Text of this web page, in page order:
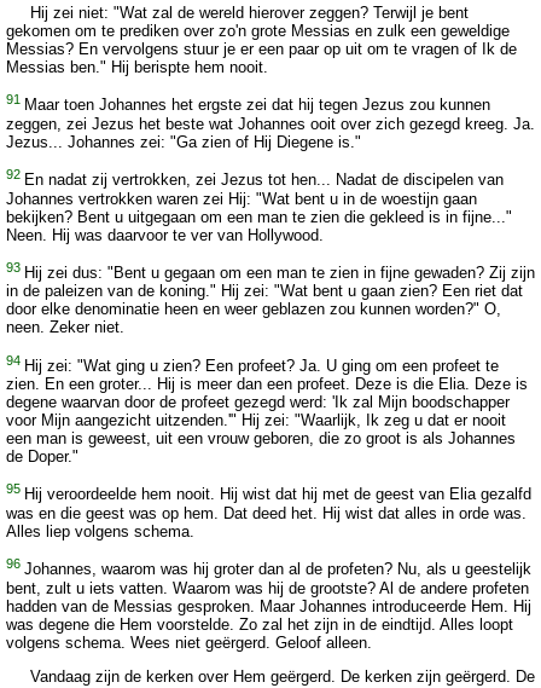
Hij zei niet: "Wat zal de wereld hierover zeggen? Terwijl je bent
gekomen om te prediken over zo'n grote Messias en zulk een geweldige
Messias? En vervolgens stuur je er een paar op uit om te vragen of Ik de
Messias ben." Hij berispte hem nooit.
91
Maar toen Johannes het ergste zei dat hij tegen Jezus zou kunnen
zeggen, zei Jezus het beste wat Johannes ooit over zich gezegd kreeg. Ja.
Jezus... Johannes zei: "Ga zien of Hij Diegene is."
92 En nadat zij vertrokken, zei Jezus tot hen... Nadat de discipelen van
Johannes vertrokken waren zei Hij: "Wat bent u in de woestijn gaan
bekijken? Bent u uitgegaan om een man te zien die gekleed is in fijne..."
Neen. Hij was daarvoor te ver van Hollywood.
93 Hij zei dus: "Bent u gegaan om een man te zien in fijne gewaden? Zij zijn
in de paleizen van de koning." Hij zei: "Wat bent u gaan zien? Een riet dat
door elke denominatie heen en weer geblazen zou kunnen worden?" O,
neen. Zeker niet.
94 Hij zei: "Wat ging u zien? Een profeet? Ja. U ging om een profeet te
zien. En een groter... Hij is meer dan een profeet. Deze is die Elia. Deze is
degene waarvan door de profeet gezegd werd: 'Ik zal Mijn boodschapper
voor Mijn aangezicht uitzenden.'" Hij zei: "Waarlijk, Ik zeg u dat er nooit
een man is geweest, uit een vrouw geboren, die zo groot is als Johannes
de Doper."
95 Hij veroordeelde hem nooit. Hij wist dat hij met de geest van Elia gezalfd
was en die geest was op hem. Dat deed het. Hij wist dat alles in orde was.
Alles liep volgens schema.
96 Johannes, waarom was hij groter dan al de profeten? Nu, als u geestelijk
bent, zult u iets vatten. Waarom was hij de grootste? Al de andere profeten
hadden van de Messias gesproken. Maar Johannes introduceerde Hem. Hij
was degene die Hem voorstelde. Zo zal het zijn in de eindtijd. Alles loopt
volgens schema. Wees niet geërgerd. Geloof alleen.
Vandaag zijn de kerken over Hem geërgerd. De kerken zijn geërgerd. De